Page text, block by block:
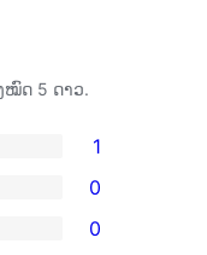
ໝົດ 5 ດາວ.
1
0
0